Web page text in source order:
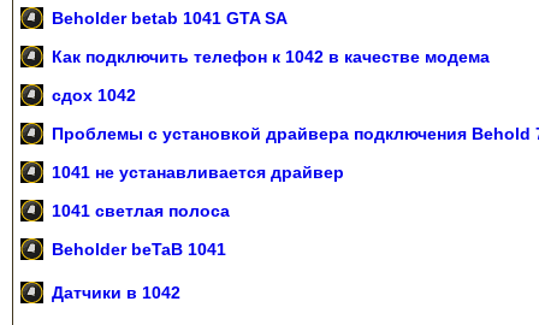
Beholder betab 1041 GTA SA
Как подключить телефон к 1042 в качестве модема
сдох 1042
Проблемы с установкой драйвера подключения Behold
1041 не устанавливается драйвер
1041 светлая полоса
Beholder beTaB 1041
Датчики в 1042